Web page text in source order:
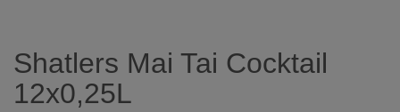
Shatlers Mai Tai Cocktail
12x0,25L